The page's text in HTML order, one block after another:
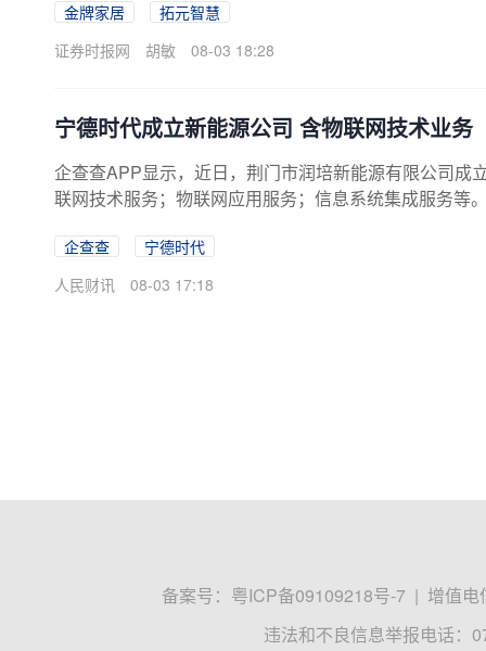
升级，属于长期深度协同布局。伴随双方合作不断深化
续开展机器人技术测试与迭代优化，助力家庭智能服务
金牌家居
拓元智慧
证券时报网
胡敏 08-03 18:28
宁德时代成立新能源公司 含物联网技术业务
企查查APP显示，近日，荆门市润培新能源有限公司成
联网技术服务；物联网应用服务；信息系统集成服务等
企查查
宁德时代
人民财讯
08-03 17:18
备案号： 粤ICP备09109218号-7 | 增值电
违法和不良信息举报电话：